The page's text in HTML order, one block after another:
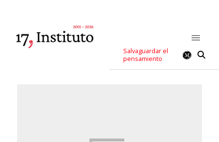
Salvaguardar el
pensamiento